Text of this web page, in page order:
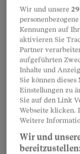
Wir und unsere
Kennungen auf
aktivieren Sie
Partner
aufgeführten
Inhalte und
Sie können
Einstellungen zu
Sie auf den Link
Webseite klicken.
Weitere
Wir und